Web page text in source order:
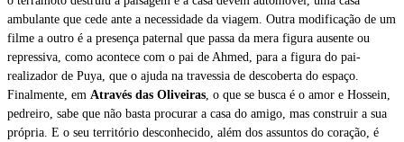
ambulante que cede ante a necessidade da viagem. Outra modificação de um
filme a outro é a presença paternal que passa da mera figura ausente ou
repressiva, como acontece com o pai de Ahmed, para a figura do pai-
realizador de Puya, que o ajuda na travessia de descoberta do espaço.
Finalmente, em Através das Oliveiras , o que se busca é o amor e Hossein,
pedreiro, sabe que não basta procurar a casa do amigo, mas construir a sua
própria. E o seu território desconhecido, além dos assuntos do coração, é